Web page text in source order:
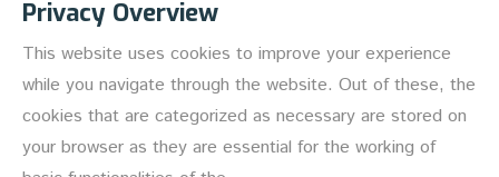
Privacy Overview
This website uses cookies to improve your experience
while you navigate through the website. Out of these, the
cookies that are categorized as necessary are stored on
your browser as they are essential for the working of